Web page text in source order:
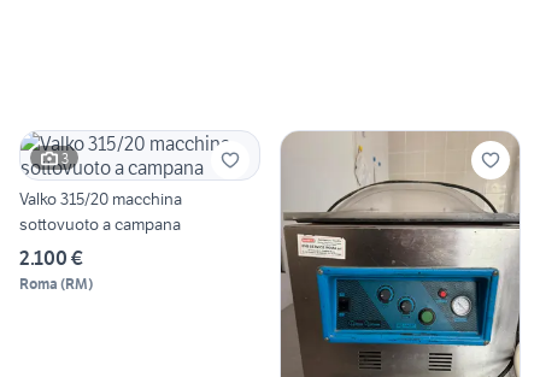
3
Valko 315/20 macchina
sottovuoto a campana
2.100 €
Roma (RM)